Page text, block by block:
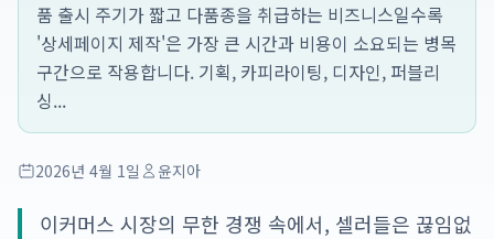
품 출시 주기가 짧고 다품종을 취급하는 비즈니스일수록
'상세페이지 제작'은 가장 큰 시간과 비용이 소요되는 병목
구간으로 작용합니다. 기획, 카피라이팅, 디자인, 퍼블리
싱...
2026년 4월 1일 윤지아
이커머스 시장의 무한 경쟁 속에서, 셀러들은 끊임없